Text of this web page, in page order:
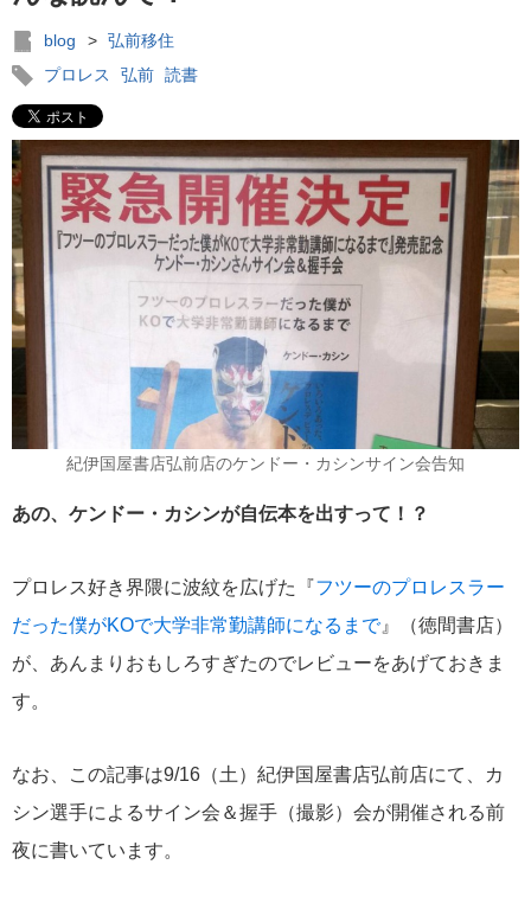
blog > 弘前移住
プロレス
弘前 読書
紀伊国屋書店弘前店のケンドー・カシンサイン会告知
あの、ケンドー・カシンが自伝本を出すって！？
プロレス好き界隈に波紋を広げた『フツーのプロレスラー
だった僕がKOで大学非常勤講師になるまで』（徳間書店）
が、あんまりおもしろすぎたのでレビューをあげておきま
す。
なお、この記事は9/16（土）紀伊国屋書店弘前店にて、カ
シン選手によるサイン会＆握手（撮影）会が開催される前
夜に書いています。